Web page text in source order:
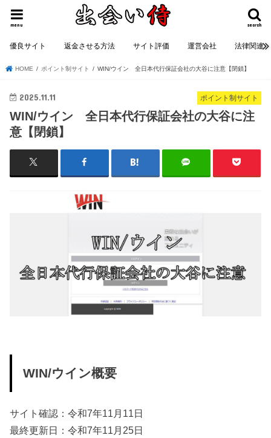
search
menu
優良サイト 返金させる方法 サイト評価 運営会社 法律関連
HOME ポイント制サイト WIN/ウイン 全日本代行保証会社の大谷に注意【閉鎖】
ポイント制サイト
2025.11.11
WIN/ウイン 全日本代行保証会社の大谷に注
意【閉鎖】
WIN/ウイン概要
サイト確認：令和7年11月11日
最終更新日：令和7年11月25日